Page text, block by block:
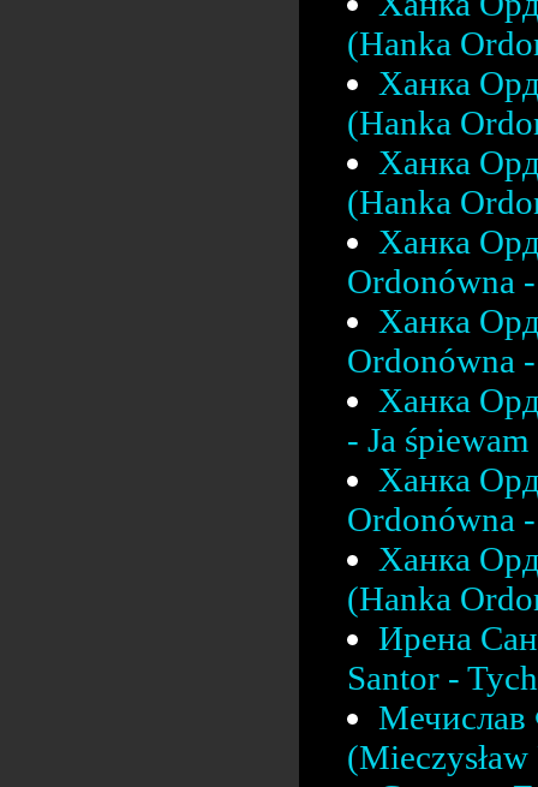
(Hanka
Ханка
(Hanka
Ханка
(Hanka
Ханка
Ordonówna
Ханка
Ordonówna
Ханка
- Ja
Ханка
Ordonówna
Ханка
(Hanka
Ирена
Santor -
Мечислав